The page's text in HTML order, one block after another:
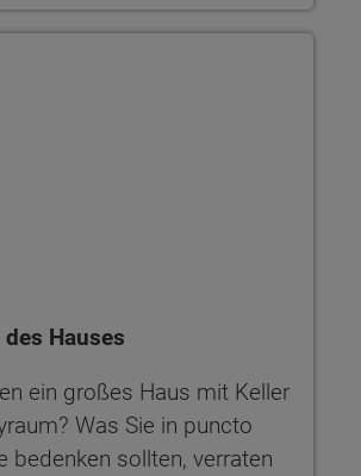
des Hauses
ein großes Haus mit Keller
Was Sie in puncto
bedenken sollten, verraten